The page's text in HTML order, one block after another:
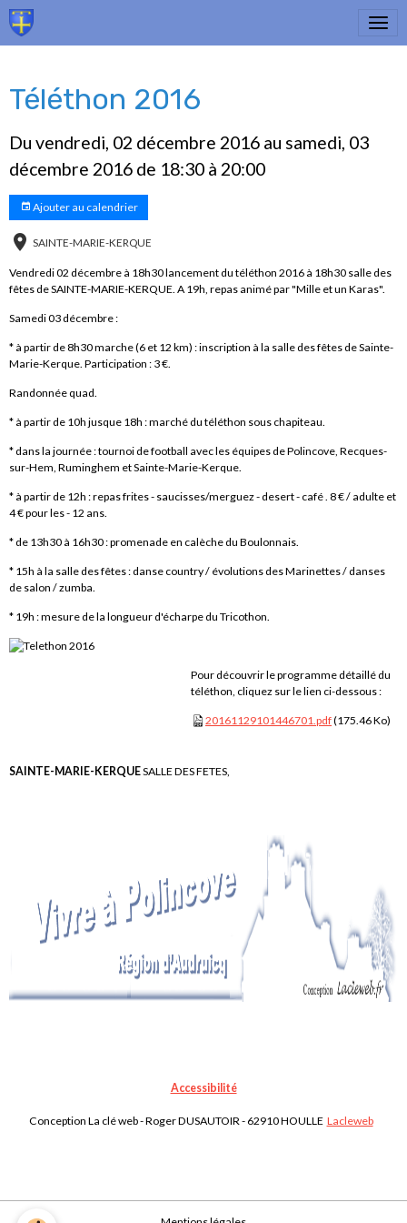
Téléthon 2016
Du vendredi, 02 décembre 2016 au samedi, 03
décembre 2016 de 18:30 à 20:00
Ajouter au calendrier
SAINTE-MARIE-KERQUE
Vendredi 02 décembre à 18h30 lancement du téléthon 2016 à 18h30 salle des
fêtes de SAINTE-MARIE-KERQUE. A 19h, repas animé par "Mille et un Karas".
Samedi 03 décembre :
* à partir de 8h30 marche (6 et 12 km) : inscription à la salle des fêtes de Sainte-
Marie-Kerque. Participation : 3 €.
Randonnée quad.
* à partir de 10h jusque 18h : marché du téléthon sous chapiteau.
* dans la journée : tournoi de football avec les équipes de Polincove, Recques-
sur-Hem, Ruminghem et Sainte-Marie-Kerque.
* à partir de 12h : repas frites - saucisses/merguez - desert - café . 8 € / adulte et
4 € pour les - 12 ans.
* de 13h30 à 16h30 : promenade en calèche du Boulonnais.
* 15h à la salle des fêtes : danse country / évolutions des Marinettes / danses
de salon / zumba.
* 19h : mesure de la longueur d'écharpe du Tricothon.
Pour découvrir le programme détaillé du
téléthon, cliquez sur le lien ci-dessous :
20161129101446701.pdf(175.46 Ko)
SAINTE-MARIE-KERQUESALLE DES FETES,
Accessibilité
Conception La clé web - Roger DUSAUTOIR - 62910 HOULLE Lacleweb